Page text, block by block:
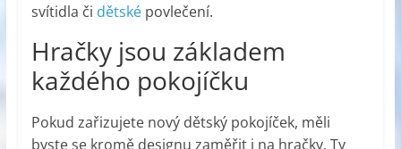
svítidla či dětsképovlečení.
Hračky jsou základem
každého pokojíčku
Pokud zařizujete nový dětský pokojíček, měli
byste se kromě designu zaměřit i na hračky. Ty